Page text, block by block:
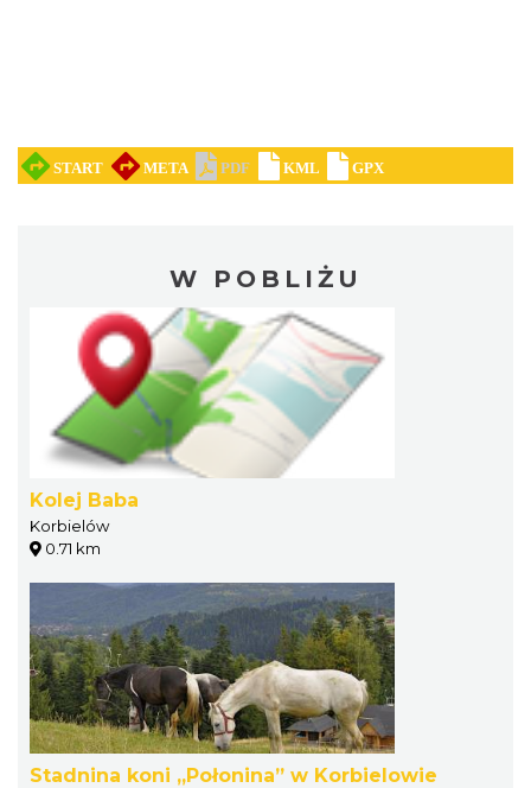
W POBLIŻU
Kolej Baba
Korbielów
0.71 km
Stadnina koni „Połonina” w Korbielowie